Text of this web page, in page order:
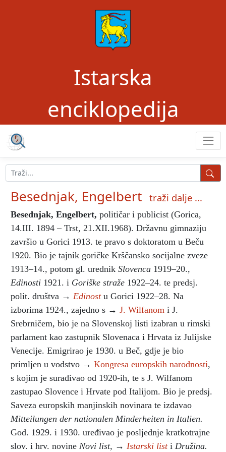
Istarska
enciklopedija
Besednjak, Engelbert traži dalje ...
Besednjak, Engelbert, političar i publicist (Gorica,
14.III. 1894 – Trst, 21.XII.1968). Državnu gimnaziju
završio u Gorici 1913. te pravo s doktoratom u Beču
1920. Bio je tajnik goričke Krščansko socijalne zveze
1913–14., potom gl. urednik Slovenca 1919–20.,
Edinosti 1921. i Goriške straže 1922–24. te predsj.
polit. društva → Edinostu Gorici 1922–28. Na
izborima 1924., zajedno s → J. Wilfanom i J.
Srebrničem, bio je na Slovenskoj listi izabran u rimski
parlament kao zastupnik Slovenaca i Hrvata iz Julijske
Venecije. Emigrirao je 1930. u Beč, gdje je bio
primljen u vodstvo → Kongresa europskih narodnosti,
s kojim je surađivao od 1920-ih, te s J. Wilfanom
zastupao Slovence i Hrvate pod Italijom. Bio je predsj.
Saveza europskih manjinskih novinara te izdavao
Mitteilungen der nationalen Minderheiten in Italien.
God. 1929. i 1930. uređivao je posljednje kratkotrajne
slov. i hrv. novine Novi list, → Istarski listi Družina.